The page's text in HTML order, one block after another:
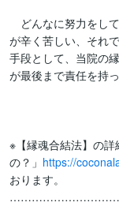
どんなに努力をし
が辛く苦しい、それ
手段として、当院の
が最後まで責任を持
※【縁魂合結法】の
の？」 https://
おります。